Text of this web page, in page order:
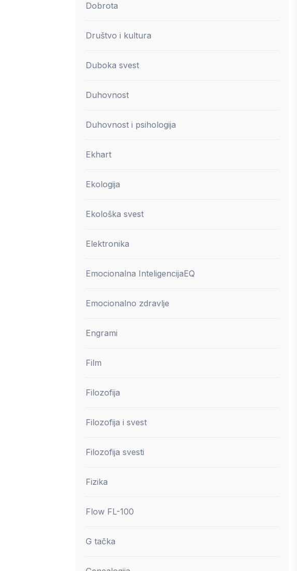
Dobrota
Društvo i kultura
Duboka svest
Duhovnost
Duhovnost i psihologija
Ekhart
Ekologija
Ekološka svest
Elektronika
Emocionalna InteligencijaEQ
Emocionalno zdravlje
Engrami
Film
Filozofija
Filozofija i svest
Filozofija svesti
Fizika
Flow FL-100
G tačka